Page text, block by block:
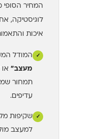
המחיר הסופי
לוגיסטיקה,
איכות
✓ המודל
מעצב" או
תמחור
עדיפים.
✓
שקיפות
למעצב